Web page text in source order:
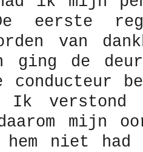
eerste
van
ging de
conducteur
Ik
mijn
niet had